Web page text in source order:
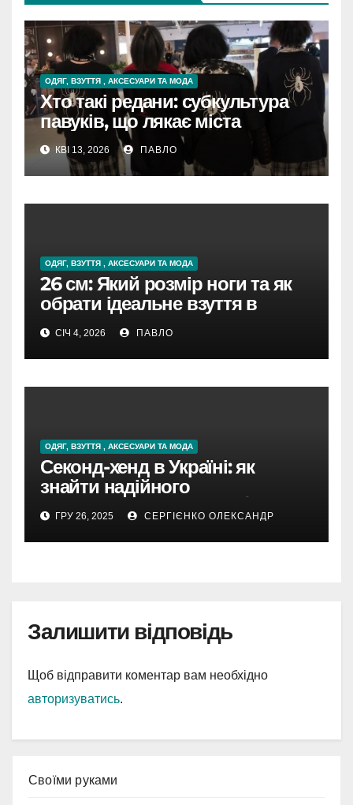
ОДЯГ, ВЗУТТЯ , АКСЕСУАРИ ТА МОДА
Хто такі редани: субкультура
павуків, що лякає міста
КВІ 13, 2026 ПАВЛО
ОДЯГ, ВЗУТТЯ , АКСЕСУАРИ ТА МОДА
26 см: Який розмір ноги та як
обрати ідеальне взуття в
Україні
СІЧ 4, 2026 ПАВЛО
ОДЯГ, ВЗУТТЯ , АКСЕСУАРИ ТА МОДА
Секонд-хенд в Україні: як
знайти надійного
постачальника у світі б/в одягу
ГРУ 26, 2025 СЕРГІЄНКО ОЛЕКСАНДР
Залишити відповідь
Щоб відправити коментар вам необхідно
авторизуватись.
Cвоїми руками